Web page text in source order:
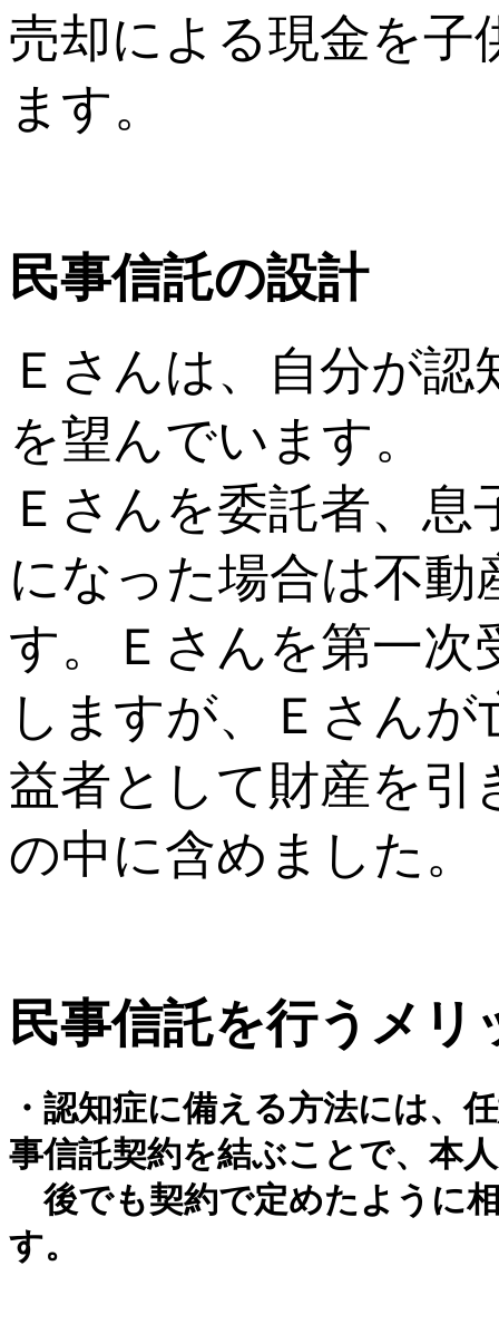
売却による現金を
ます。
民事信託の設計
Ｅさんは、自分が
を望んでいます。
Ｅさんを委託者、
になった場合は不
す。Ｅさんを第一次
しますが、Ｅさん
益者として財産を引
の中に含めました。
民事信託を行うメリ
・認知症に備える方法には、
事信託契約を結ぶことで、本
後でも契約で定めたように
す。